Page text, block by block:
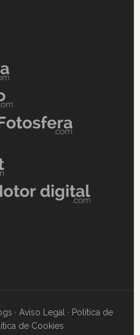
·Aviso Legal · Política de
de Cookies